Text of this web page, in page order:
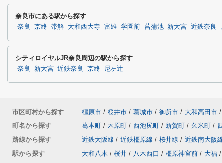
奈良市にある駅から探す
奈良 京終 帯解 大和西大寺 富雄 学園前 菖蒲池 新大宮 近鉄奈良
シティロイヤルJR奈良周辺の駅から探す
奈良 新大宮 近鉄奈良 京終 尼ヶ辻
市区町村から探す 橿原市 / 桜井市 / 葛城市 / 御所市 / 大和高田市 /
町名から探す
葛本町 / 木原町 / 西池尻町 / 新賀町 / 久米町 /
路線から探す
近鉄大阪線 / 近鉄橿原線 / 桜井線 / 近鉄南大阪
駅から探す
大和八木 / 桜井 / 八木西口 / 橿原神宮前 / 大福 /